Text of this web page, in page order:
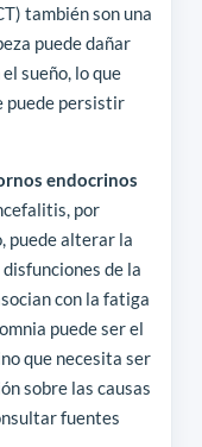
también son una
puede dañar
sueño, lo que
puede persistir
endocrinos
por
puede alterar la
de la
con la fatiga
puede ser el
que necesita ser
sobre las causas
fuentes